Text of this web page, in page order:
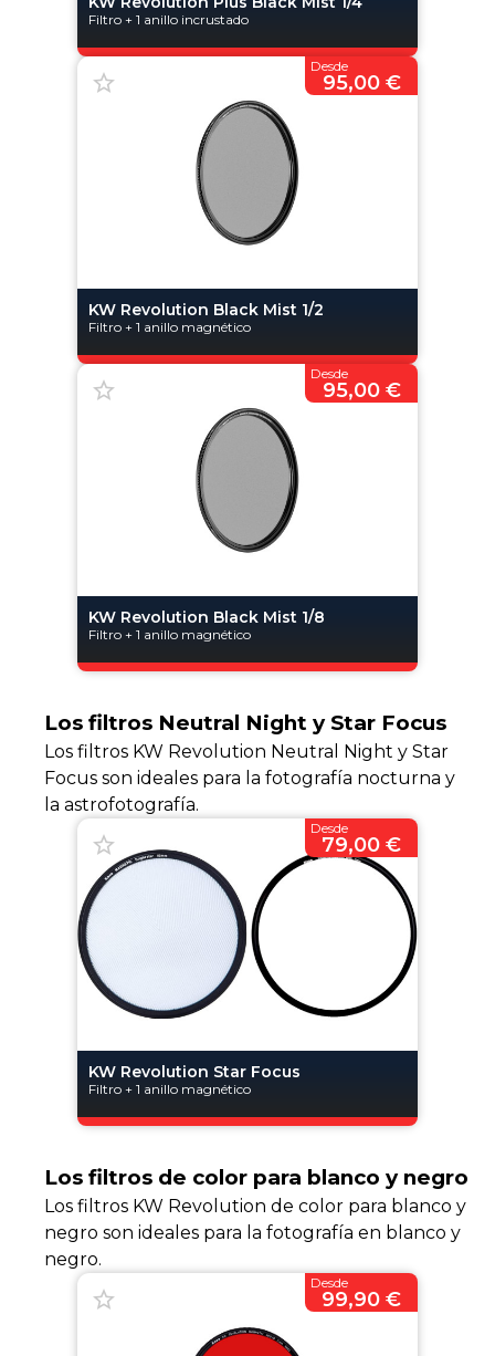
Filtro + 1 anillo incrustado
KW Revolution Black Mist 1/2
Filtro + 1 anillo magnético
Desde
95,00 €
KW Revolution Black Mist 1/8
Filtro + 1 anillo magnético
Desde
95,00 €
Los filtros Neutral Night y Star Focus
Los filtros KW Revolution Neutral Night y Star
Focus son ideales para la fotografía nocturna y
la astrofotografía.
KW Revolution Star Focus
Filtro + 1 anillo magnético
Desde
79,00 €
Los filtros de color para blanco y negro
Los filtros KW Revolution de color para blanco y
negro son ideales para la fotografía en blanco y
negro.
Desde
99,90 €